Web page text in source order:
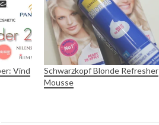
Vind
Schwarzkopf Blonde Refresher
Mousse